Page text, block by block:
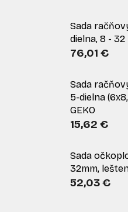
Sada
dielna, 8 -
76,01 €
Sada
5-dielna
GEKO
15,62 €
Sada
32mm,
52,03 €